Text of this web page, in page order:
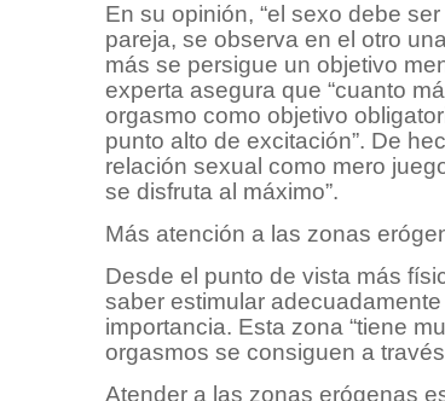
En su opinión, “el sexo debe
pareja, se observa en el otro
más se persigue un objetivo
experta asegura que “cuanto
orgasmo como objetivo
punto alto de excitación”. De
relación sexual como mero
se disfruta al máximo”.
Más atención a las zonas
Desde el punto de vista más
saber estimular
importancia. Esta zona “tiene
orgasmos se consiguen a
Atender a las zonas erógenas